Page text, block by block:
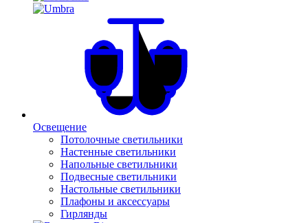
Освещение
Потолочные светильники
Настенные светильники
Напольные светильники
Подвесные светильники
Настольные светильники
Плафоны и аксессуары
Гирлянды